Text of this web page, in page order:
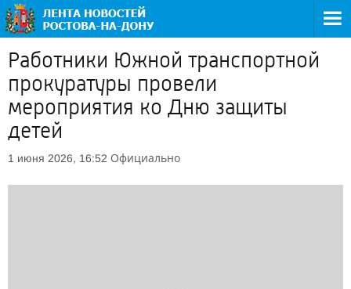
Работники Южной транспортной
прокуратуры провели
мероприятия ко Дню защиты
детей
1 июня 2026, 16:52 Официально